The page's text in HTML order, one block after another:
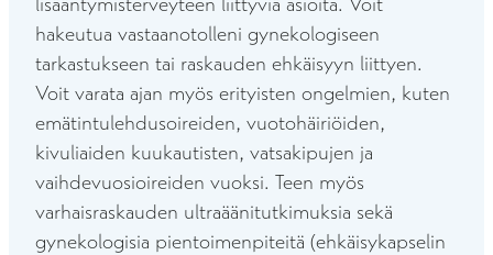
hakeutua vastaanotolleni gynekologiseen
tarkastukseen tai raskauden ehkäisyyn liittyen.
Voit varata ajan myös erityisten ongelmien, kuten
emätintulehdusoireiden, vuotohäiriöiden,
kivuliaiden kuukautisten, vatsakipujen ja
vaihdevuosioireiden vuoksi. Teen myös
varhaisraskauden ultraäänitutkimuksia sekä
gynekologisia pientoimenpiteitä (ehkäisykapselin